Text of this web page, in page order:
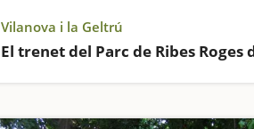
Vilanova i la Geltrú